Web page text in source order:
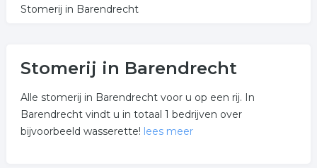
Stomerij in Barendrecht
Stomerij in Barendrecht
Alle stomerij in Barendrecht voor u op een rij. In
Barendrecht vindt u in totaal 1 bedrijven over
bijvoorbeeld wasserette! lees meer